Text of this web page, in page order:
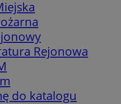
Rejonowa
do katalogu